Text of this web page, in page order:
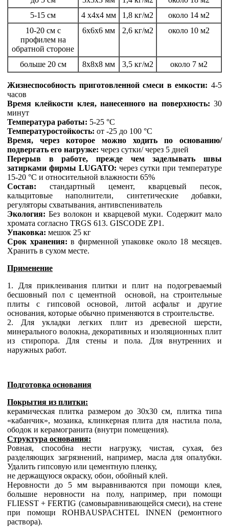
5-15 см
4 x4x4 мм 1,8 кг/м2
около 14 м2
10-20 см с
профилем на
обратной стороне
6x6x6 мм 2,6 кг/м2 около 10 м2
больше 20 см 8x8x8 мм 3,5 кг/м2 около 7 м2
Жизнеспособность приготовленной смеси в емкости: 4-5
часов
Время клейкости клея, нанесенного на поверхность: 30
минут
Температура работы: 5-25 °C
Температуростойкость: от -25 до 100 °C
Время, через которое можно ходить по основанию/
подвергать его нагрузке: через сутки/ через 5 дней
Перерыв в работе, прежде чем заделывать швы
затирками фирмы LUGATO: через сутки при температуре
15-20 °C и относительной влажности 65%
Состав: стандартный цемент, кварцевый песок,
кальцитовые наполнители, синтетические добавки,
регуляторы схватывания, антивспениватель
Экология: Без волокон и кварцевой муки. Содержит мало
хромата согласно TRGS 613. GISCODE ZP1.
Упаковка: мешок 25 кг
Срок хранения: в фирменной упаковке около 18 месяцев.
Хранить в сухом месте.
Применение
1. Для приклеивания плитки и плит на подогреваемый
бесшовный пол с цементной основой, на строительные
плиты с гипсовой основой, литой асфальт и другие
основания, которые обычно применяются в строительстве.
2. Для укладки легких плит из древесной шерсти,
минерального волокна, декоративных и изоляционных плит
из стиропора. Для стены и пола. Для внутренних и
наружных работ.
Подготовка основания
Покрытия из плитки:
керамическая плитка размером до 30x30 см, плитка типа
«кабанчик», мозаика, клинкерная плита для настила пола,
ободок и керамогранита (внутри помещения).
Структура основания:
Ровная, способна нести нагрузку, чистая, сухая, без
разделяющих загрязнений, например, масла для опалубки.
Удалить гипсовую или цементную пленку,
не держащуюся окраску, обои, обойный клей.
Неровности до 5 мм выравниваются при помощи клея,
большие неровности на полу, например, при помощи
FLIESST + FERTIG (самовыравнивающейся смеси), на стене
при помощи ROHBAUSPACHTEL INNEN (ремонтного
раствора).